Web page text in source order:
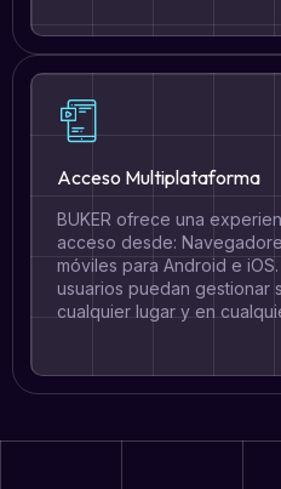
Acceso Multiplataforma
BUKER ofrece una
acceso desde:
móviles para Android e
usuarios puedan gestionar
cualquier lugar y en